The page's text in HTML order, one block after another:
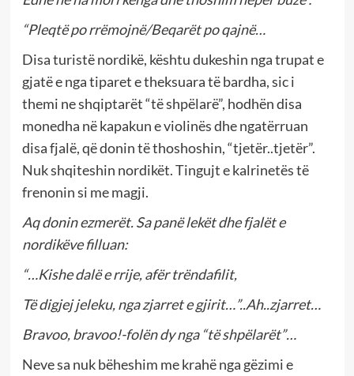
“Pleqtë po rrëmojnë/Beqarët po qajnë…
Disa turistë nordikë, kështu dukeshin nga trupat e
gjatë e nga tiparet e theksuara të bardha, sic i
themi ne shqiptarët “të shpëlarë”, hodhën disa
monedha në kapakun e violinës dhe ngatërruan
disa fjalë, që donin të thoshoshin, “tjetër..tjetër”.
Nuk shqiteshin nordikët. Tingujt e kalrinetës të
frenonin si me magji.
Aq donin ezmerët. Sa panë lekët dhe fjalët e
nordikëve filluan:
“…Kishe dalë e rrije, afër trëndafilit,
Të digjej jeleku, nga zjarret e gjirit…”..Ah..zjarret…
Bravoo, bravoo!-folën dy nga “të shpëlarët”…
Neve sa nuk bëheshim me krahë nga gëzimi e